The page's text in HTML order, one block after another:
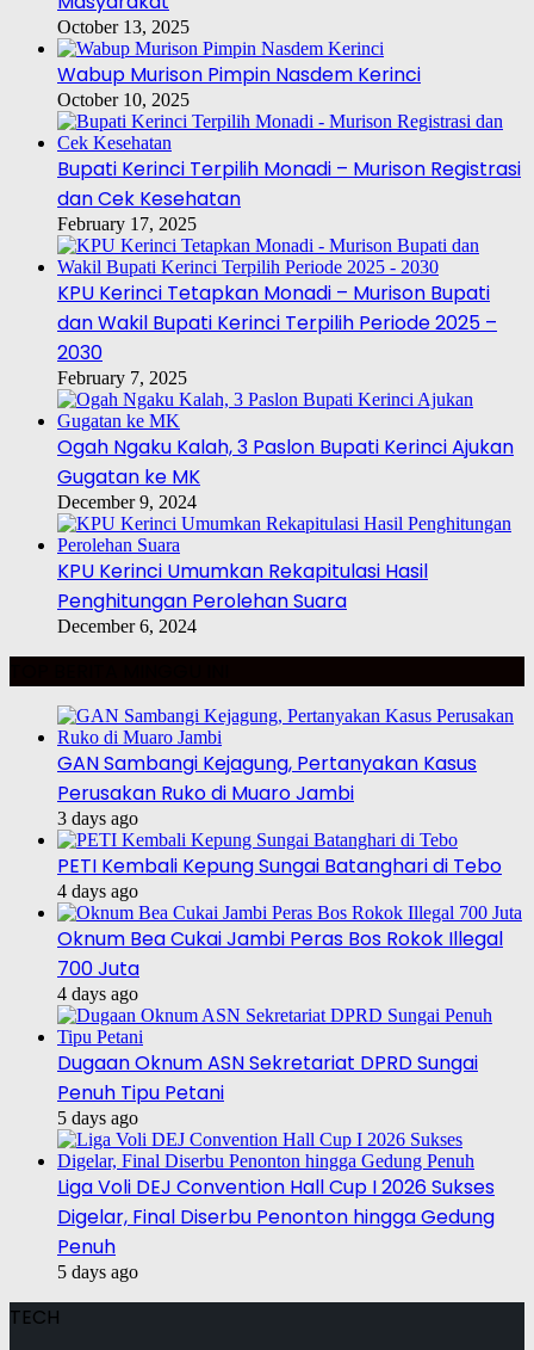
October 13, 2025
Wabup Murison Pimpin Nasdem Kerinci
October 10, 2025
Bupati Kerinci Terpilih Monadi – Murison Registrasi
dan Cek Kesehatan
February 17, 2025
KPU Kerinci Tetapkan Monadi – Murison Bupati
dan Wakil Bupati Kerinci Terpilih Periode 2025 –
2030
February 7, 2025
Ogah Ngaku Kalah, 3 Paslon Bupati Kerinci Ajukan
Gugatan ke MK
December 9, 2024
KPU Kerinci Umumkan Rekapitulasi Hasil
Penghitungan Perolehan Suara
December 6, 2024
GAN Sambangi Kejagung, Pertanyakan Kasus
Perusakan Ruko di Muaro Jambi
3 days ago
PETI Kembali Kepung Sungai Batanghari di Tebo
4 days ago
Oknum Bea Cukai Jambi Peras Bos Rokok Illegal
700 Juta
4 days ago
Dugaan Oknum ASN Sekretariat DPRD Sungai
Penuh Tipu Petani
5 days ago
Liga Voli DEJ Convention Hall Cup I 2026 Sukses
Digelar, Final Diserbu Penonton hingga Gedung
Penuh
5 days ago
TECH